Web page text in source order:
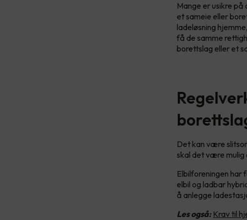
Mange er usikre
et sameie eller
ladeløsning
få de samme
borettslag eller et
Det kan være
skal det være mulig
Elbilforeningen
elbil og ladbar
å anlegge
Les også: Krav til